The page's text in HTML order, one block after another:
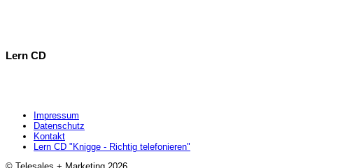
Lern CD
Impressum
Datenschutz
Kontakt
Lern CD "Knigge - Richtig telefonieren"